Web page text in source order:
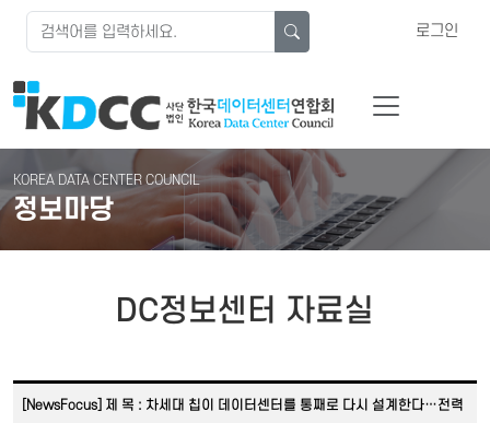
로그인
KOREA DATA CENTER COUNCIL
정보마당
DC정보센터 자료실
[NewsFocus] 제 목 : 차세대 칩이 데이터센터를 통째로 다시 설계한다…전력